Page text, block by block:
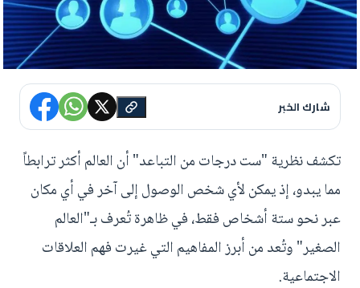
شارك الخبر
تكشف نظرية "ست درجات من التباعد" أن العالم أكثر ترابطاً
مما يبدو، إذ يمكن لأي شخص الوصول إلى آخر في أي مكان
عبر نحو ستة أشخاص فقط، في ظاهرة تُعرف بـ"العالم
الصغير" وتُعد من أبرز المفاهيم التي غيرت فهم العلاقات
الاجتماعية.